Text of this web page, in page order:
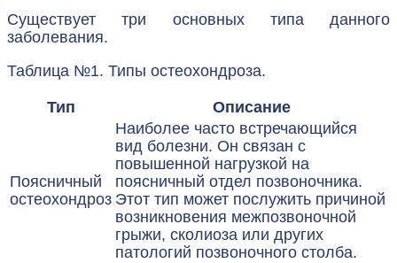
Существует три основных типа данного
заболевания.
Таблица №1. Типы остеохондроза.
Тип Описание
Поясничный
остеохондроз
Наиболее часто встречающийся
вид болезни. Он связан с
повышенной нагрузкой на
поясничный отдел позвоночника.
Этот тип может послужить причиной
возникновения межпозвоночной
грыжи, сколиоза или других
патологий позвоночного столба.